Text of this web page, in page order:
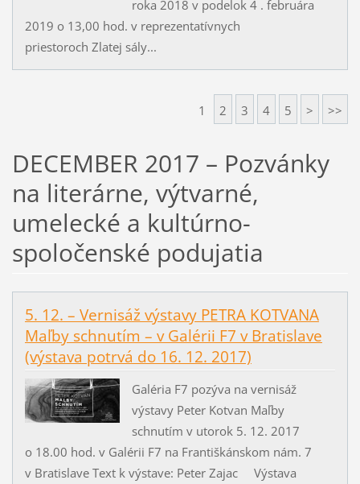
roka 2018 v podelok 4 . februára
2019 o 13,00 hod. v reprezentatívnych
priestoroch Zlatej sály...
1 2 3 4 5 > >>
DECEMBER 2017 – Pozvánky
na literárne, výtvarné,
umelecké a kultúrno-
spoločenské podujatia
5. 12. – Vernisáž výstavy PETRA KOTVANA
Maľby schnutím – v Galérii F7 v Bratislave
(výstava potrvá do 16. 12. 2017)
Galéria F7 pozýva na vernisáž
výstavy Peter Kotvan Maľby
schnutím v utorok 5. 12. 2017
o 18.00 hod. v Galérii F7 na Františkánskom nám. 7
v Bratislave Text k výstave: Peter Zajac Výstava